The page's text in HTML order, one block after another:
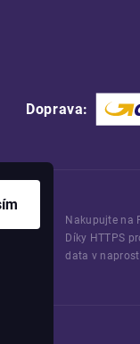
Doprava:
Nakupujte na
Díky HTTPS
data v